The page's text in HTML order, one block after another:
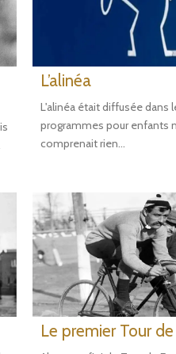
L’alinéa
L'alinéa était diffusée dans
programmes pour enfants
comprenait rien...
Le premier Tour